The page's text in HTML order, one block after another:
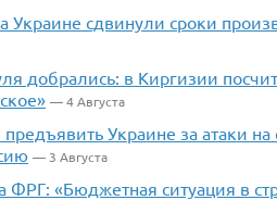
Украине сдвинули сроки
добрались: в Киргизии
— 4 Августа
предъявить Украине за атаки
— 3 Августа
ФРГ: «Бюджетная ситуация в